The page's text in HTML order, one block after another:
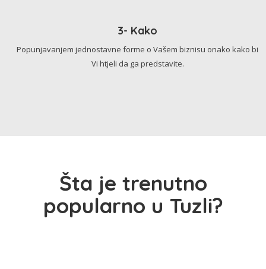
3- Kako
Popunjavanjem jednostavne forme o Vašem biznisu onako kako bi
Vi htjeli da ga predstavite.
Šta je trenutno
popularno u Tuzli?